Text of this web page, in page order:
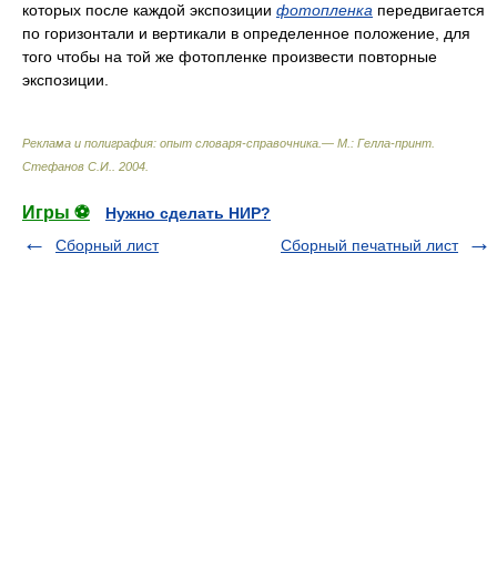
которых после каждой экспозиции фотопленка передвигается
по горизонтали и вертикали в определенное положение, для
того чтобы на той же фотопленке произвести повторные
экспозиции.
Реклама и полиграфия: опыт словаря-справочника.— М.: Гелла-принт
Стефанов С.И.
2004
Игры ⚽
Нужно сделать НИР?
Сборный лист
Сборный печатный лист